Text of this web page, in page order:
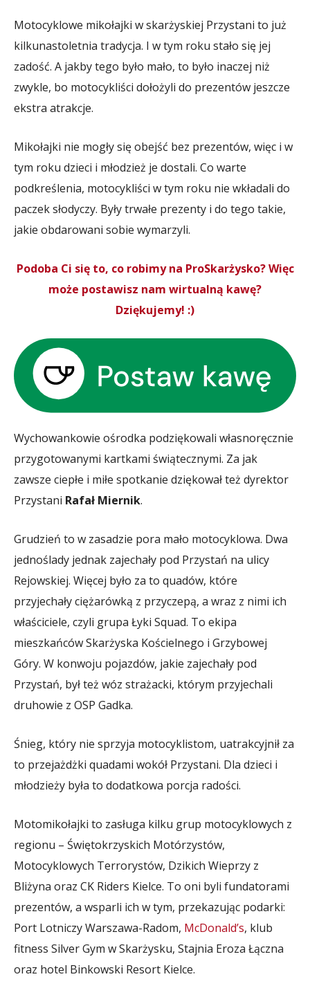
Motocyklowe mikołajki w skarżyskiej Przystani to już
kilkunastoletnia tradycja. I w tym roku stało się jej
zadość. A jakby tego było mało, to było inaczej niż
zwykle, bo motocykliści dołożyli do prezentów jeszcze
ekstra atrakcje.
Mikołajki nie mogły się obejść bez prezentów, więc i w
tym roku dzieci i młodzież je dostali. Co warte
podkreślenia, motocykliści w tym roku nie wkładali do
paczek słodyczy. Były trwałe prezenty i do tego takie,
jakie obdarowani sobie wymarzyli.
Podoba Ci się to, co robimy na ProSkarżysko? Więc
może postawisz nam wirtualną kawę?
Dziękujemy! :)
Wychowankowie ośrodka podziękowali własnoręcznie
przygotowanymi kartkami świątecznymi. Za jak
zawsze ciepłe i miłe spotkanie dziękował też dyrektor
Przystani Rafał Miernik.
Grudzień to w zasadzie pora mało motocyklowa. Dwa
jednoślady jednak zajechały pod Przystań na ulicy
Rejowskiej. Więcej było za to quadów, które
przyjechały ciężarówką z przyczepą, a wraz z nimi ich
właściciele, czyli grupa Łyki Squad. To ekipa
mieszkańców Skarżyska Kościelnego i Grzybowej
Góry. W konwoju pojazdów, jakie zajechały pod
Przystań, był też wóz strażacki, którym przyjechali
druhowie z OSP Gadka.
Śnieg, który nie sprzyja motocyklistom, uatrakcyjnił za
to przejażdżki quadami wokół Przystani. Dla dzieci i
młodzieży była to dodatkowa porcja radości.
Motomikołajki to zasługa kilku grup motocyklowych z
regionu – Świętokrzyskich Motórzystów,
Motocyklowych Terrorystów, Dzikich Wieprzy z
Bliżyna oraz CK Riders Kielce. To oni byli fundatorami
prezentów, a wsparli ich w tym, przekazując podarki:
Port Lotniczy Warszawa-Radom, McDonald’s, klub
fitness Silver Gym w Skarżysku, Stajnia Eroza Łączna
oraz hotel Binkowski Resort Kielce.